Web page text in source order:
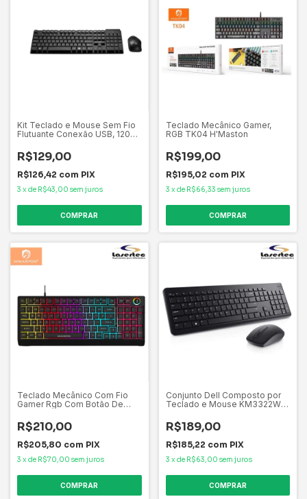
Kit Teclado e Mouse Sem Fio
Flutuante Conexão USB, 1200
R$129,00
R$126,42 com PIX
3 x de R$43,00 sem juros
Teclado Mecânico Gamer,
RGB TK04 H'Maston
R$199,00
R$195,02 com PIX
3 x de R$66,33 sem juros
Teclado Mecânico Com Fio
Gamer Rgb Com Botão De
R$210,00
R$205,80 com PIX
3 x de R$70,00 sem juros
Conjunto Dell Composto por
Teclado e Mouse KM3322W
R$189,00
R$185,22 com PIX
3 x de R$63,00 sem juros